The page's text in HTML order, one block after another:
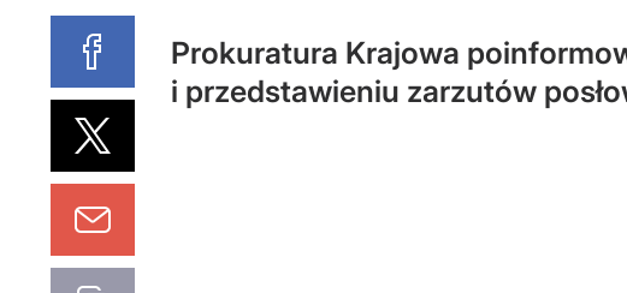
Prokuratura Krajowa
i przedstawieniu zarzutów